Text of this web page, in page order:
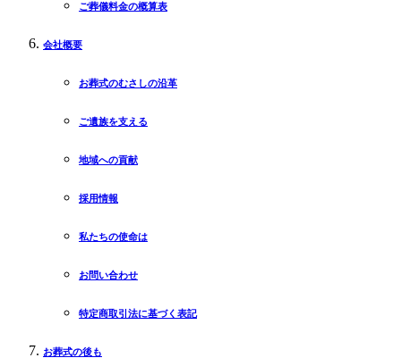
ご葬儀料金の概算表
会社概要
お葬式のむさしの沿革
ご遺族を支える
地域への貢献
採用情報
私たちの使命は
お問い合わせ
特定商取引法に基づく表記
お葬式の後も